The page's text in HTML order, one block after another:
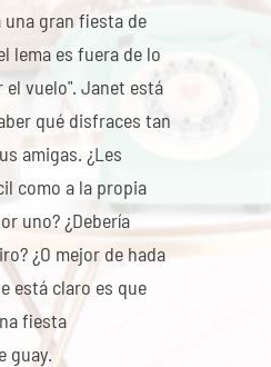
una gran fiesta de
lema es fuera de lo
el vuelo". Janet está
qué disfraces tan
amigas. ¿Les
como a la propia
uno? ¿Debería
¿O mejor de hada
está claro es que
fiesta
guay.